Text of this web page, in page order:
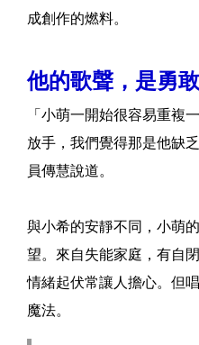
成創作的燃料。
他的歌聲，是勇
「小萌一開始很容易重複
放手，我們覺得那是他缺
員傳慧說道。
與小希的安靜不同，小萌
望。來自失能家庭，有自
情緒起伏常讓人擔心。但
魔法。